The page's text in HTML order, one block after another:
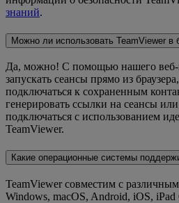
знаний.
Можно ли использовать TeamViewer в
Да, можно! С помощью нашего
запускать сеансы прямо из
подключаться к сохраненным
генерировать ссылки на сеансы
подключаться с использованием
TeamViewer.
Какие операционные системы
TeamViewer совместим с
Windows, macOS, Android, iOS,